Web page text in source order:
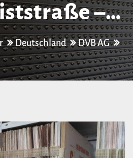
–
–
Deutschland DVB AG